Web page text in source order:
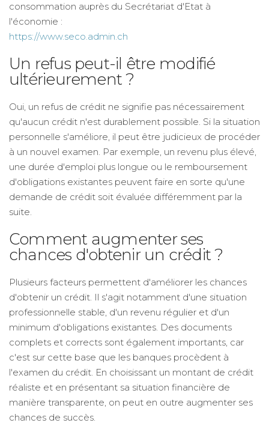
consommation auprès du Secrétariat d'Etat à
l'économie :
https://www.seco.admin.ch
Un refus peut-il être modifié
ultérieurement ?
Oui, un refus de crédit ne signifie pas nécessairement
qu'aucun crédit n'est durablement possible. Si la situation
personnelle s'améliore, il peut être judicieux de procéder
à un nouvel examen. Par exemple, un revenu plus élevé,
une durée d'emploi plus longue ou le remboursement
d'obligations existantes peuvent faire en sorte qu'une
demande de crédit soit évaluée différemment par la
suite.
Comment augmenter ses
chances d'obtenir un crédit ?
Plusieurs facteurs permettent d'améliorer les chances
d'obtenir un crédit. Il s'agit notamment d'une situation
professionnelle stable, d'un revenu régulier et d'un
minimum d'obligations existantes. Des documents
complets et corrects sont également importants, car
c'est sur cette base que les banques procèdent à
l'examen du crédit. En choisissant un montant de crédit
réaliste et en présentant sa situation financière de
manière transparente, on peut en outre augmenter ses
chances de succès.